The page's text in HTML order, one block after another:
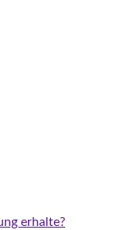
erhalte?